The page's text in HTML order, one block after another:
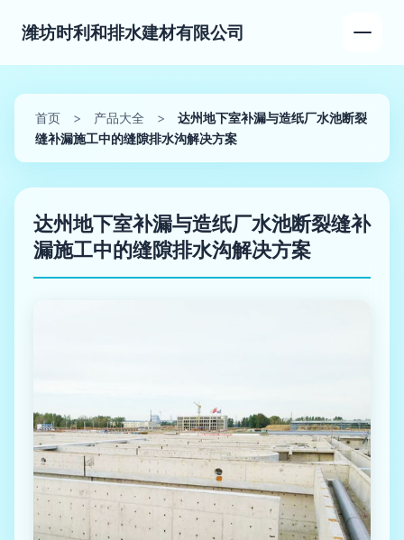
潍坊时利和排水建材有限公司
首页 > 产品大全 >
达州地下室补漏与造纸厂水池断裂
缝补漏施工中的缝隙排水沟解决方案
达州地下室补漏与造纸厂水池断裂缝补
漏施工中的缝隙排水沟解决方案